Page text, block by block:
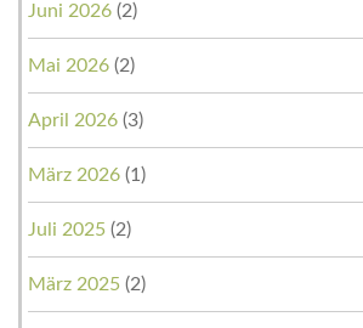
Juni 2026 (2)
Mai 2026 (2)
April 2026 (3)
März 2026 (1)
Juli 2025 (2)
März 2025 (2)